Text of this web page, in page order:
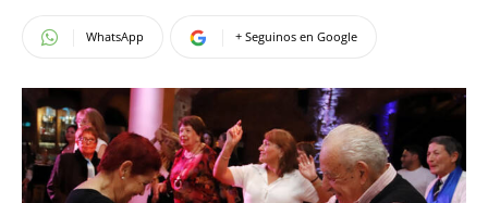
WhatsApp + Seguinos en Google